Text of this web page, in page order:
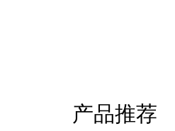
产品推荐